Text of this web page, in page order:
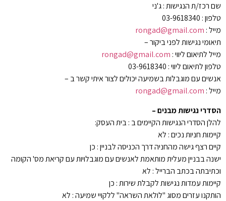
שם רכז/ת הנגישות : ג'ני
טלפון : 03-9618340
מייל : rongad@gmail.com
תיאומי נגישות לפני ביקור –
מייל לתיאום ליווי : rongad@gmail.com
טלפון לתיאום ליווי : 03-9618340
אנשים עם מוגבלות בשמיעה יכולים לצור איתי קשר ב –
מייל : rongad@gmail.com
הסדרי נגישות מבנים–
להלן הסדרי הנגישות הקיימים ב : בית העסק:
קיימות חניות נכים : לא
קיים רצף גישה מהחניה דרך הכניסה לבניין : כן
ישנה בבניין מעלית מותאמת לאנשים עם מוגבלויות עם קריאת מס' הקומה
וכתיבתה בכתב הברייל : לא
קיימות עמדות נגישות לקבלת שירות : כן
הותקנו עזרים מסוג "לולאת השראה" ללקויי שמיעה : לא